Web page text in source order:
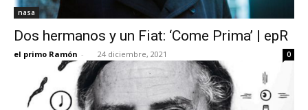
nasa
Dos hermanos y un Fiat: ‘Come Prima’ | epR
el primo Ramón - 24 diciembre, 2021 0